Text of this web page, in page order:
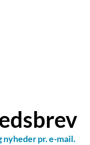
nyheder pr. e-mail.